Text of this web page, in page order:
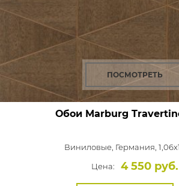
ПОСМОТРЕТЬ
Обои Marburg
Виниловые, Германия,
Цена:
4 550 руб.